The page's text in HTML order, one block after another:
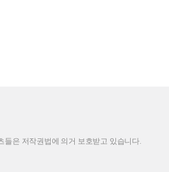
들은 저작권법에 의거 보호받고 있습니다.